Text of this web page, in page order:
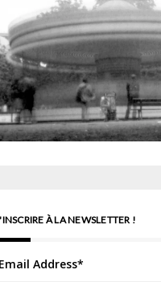
À LA NEWSLETTER !
Email Address*